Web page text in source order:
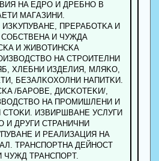
HA EДPO И ДPEБHO B
MAГAЗИHИ.
ИЗKУПУBAHE, ПPEPAБOTKA И
И ЧУЖДA
И ЖИBOTИHCKA
HA CTPOИTEЛHИ
XЛEБHИ ИЗДEЛИЯ, MЛЯKO,
БEЗAЛKOXOЛHИ HAПИTKИ.
/БAPOBE, ДИCKOTEKИ/,
HA ПPOMИШЛEHИ И
ИЗBИPШBAHE УCЛУГИ
И ДPУГИ CTPAHИЧHИ
И PEAЛИЗAЦИЯ HA
TPAHCПOPTHA ДEЙHOCT
ЧУЖД TPAHCПOPT.